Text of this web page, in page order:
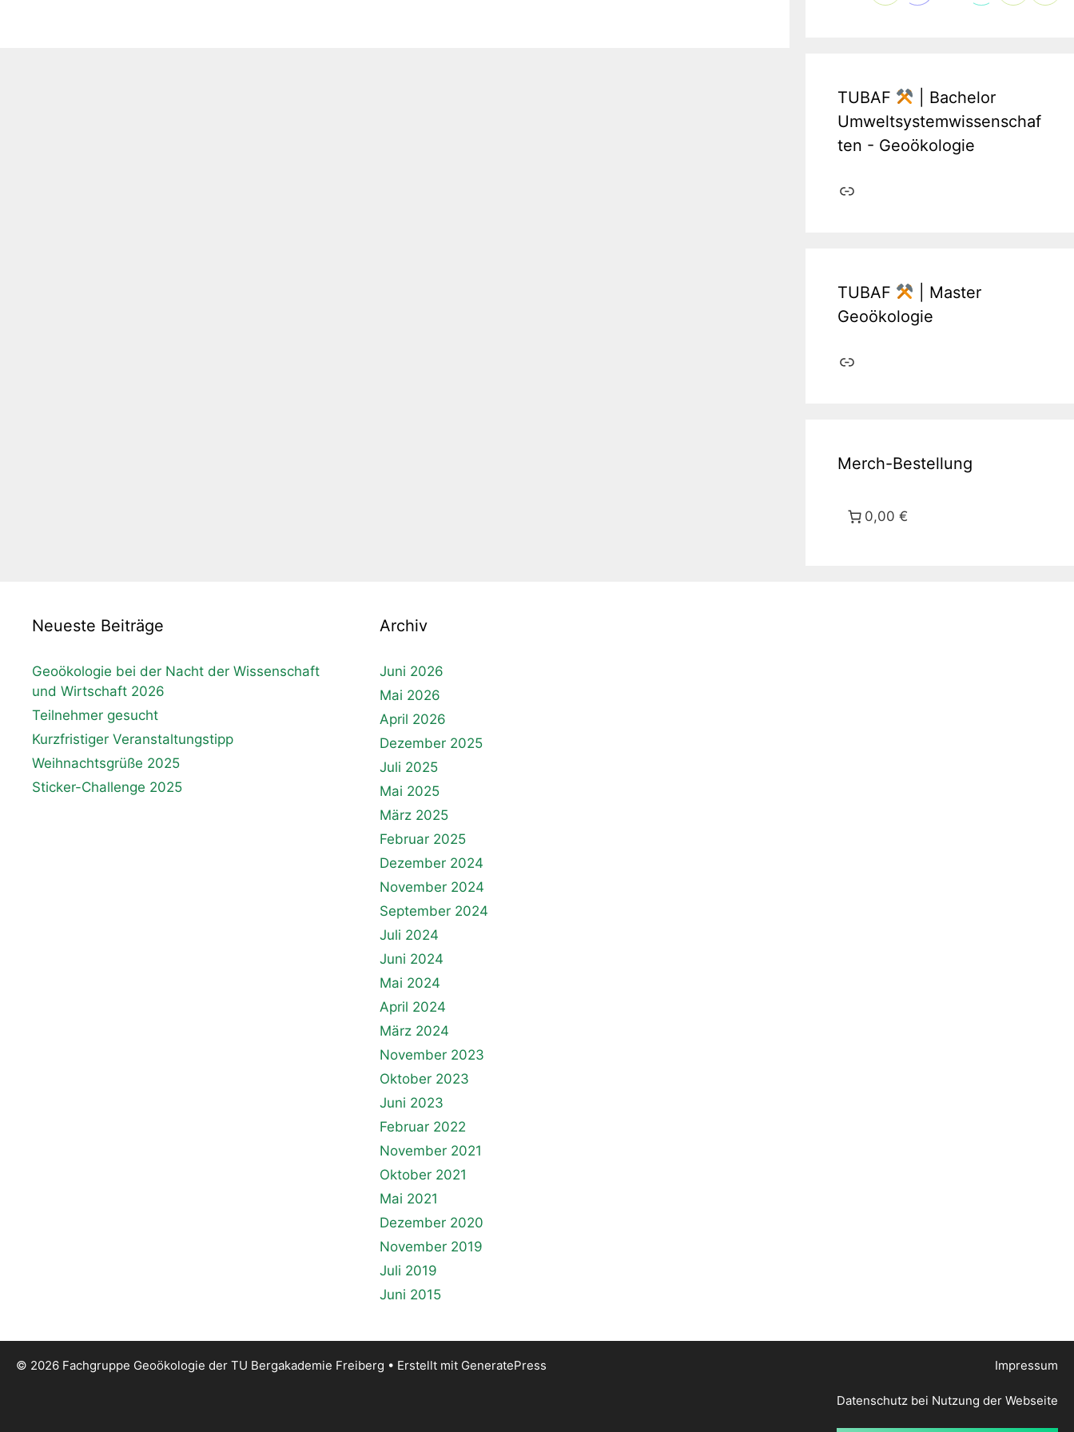
TUBAF
| Bachelor
Umweltsystemwissenschaf
ten - Geoökologie
Link
TUBAF
| Master
Geoökologie
Link
Merch-Bestellung
0,00 €
Neueste Beiträge
Geoökologie bei der Nacht der Wissenschaft
und Wirtschaft 2026
Teilnehmer gesucht
Kurzfristiger Veranstaltungstipp
Weihnachtsgrüße 2025
Sticker-Challenge 2025
Archiv
Juni 2026
Mai 2026
April 2026
Dezember 2025
Juli 2025
Mai 2025
März 2025
Februar 2025
Dezember 2024
November 2024
September 2024
Juli 2024
Juni 2024
Mai 2024
April 2024
März 2024
November 2023
Oktober 2023
Juni 2023
Februar 2022
November 2021
Oktober 2021
Mai 2021
Dezember 2020
November 2019
Juli 2019
Juni 2015
Impressum
Datenschutz bei Nutzung der Webseite
© 2026 Fachgruppe Geoökologie der TU Bergakademie Freiberg • Erstellt mit GeneratePress